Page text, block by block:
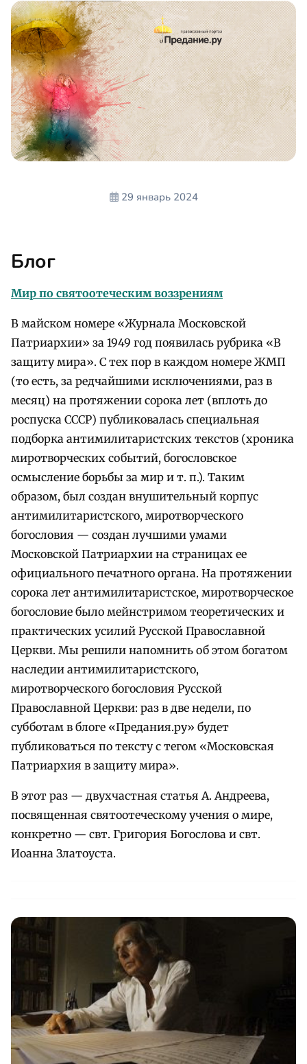
29 январь 2024
Блог
Мир по святоотеческим воззрениям
В майском номере «Журнала Московской
Патриархии» за 1949 год появилась рубрика «В
защиту мира». С тех пор в каждом номере ЖМП
(то есть, за редчайшими исключениями, раз в
месяц) на протяжении сорока лет (вплоть до
роспуска СССР) публиковалась специальная
подборка антимилитаристских текстов (хроника
миротворческих событий, богословское
осмысление борьбы за мир и т. п.). Таким
образом, был создан внушительный корпус
антимилитаристского, миротворческого
богословия — создан лучшими умами
Московской Патриархии на страницах ее
официального печатного органа. На протяжении
сорока лет антимилитаристское, миротворческое
богословие было мейнстримом теоретических и
практических усилий Русской Православной
Церкви. Мы решили напомнить об этом богатом
наследии антимилитаристского,
миротворческого богословия Русской
Православной Церкви: раз в две недели, по
субботам в блоге «Предания.ру» будет
публиковаться по тексту с тегом «Московская
Патриархия в защиту мира».
В этот раз — двухчастная статья А. Андреева,
посвященная святоотеческому учения о мире,
конкретно — свт. Григория Богослова и свт.
Иоанна Златоуста.